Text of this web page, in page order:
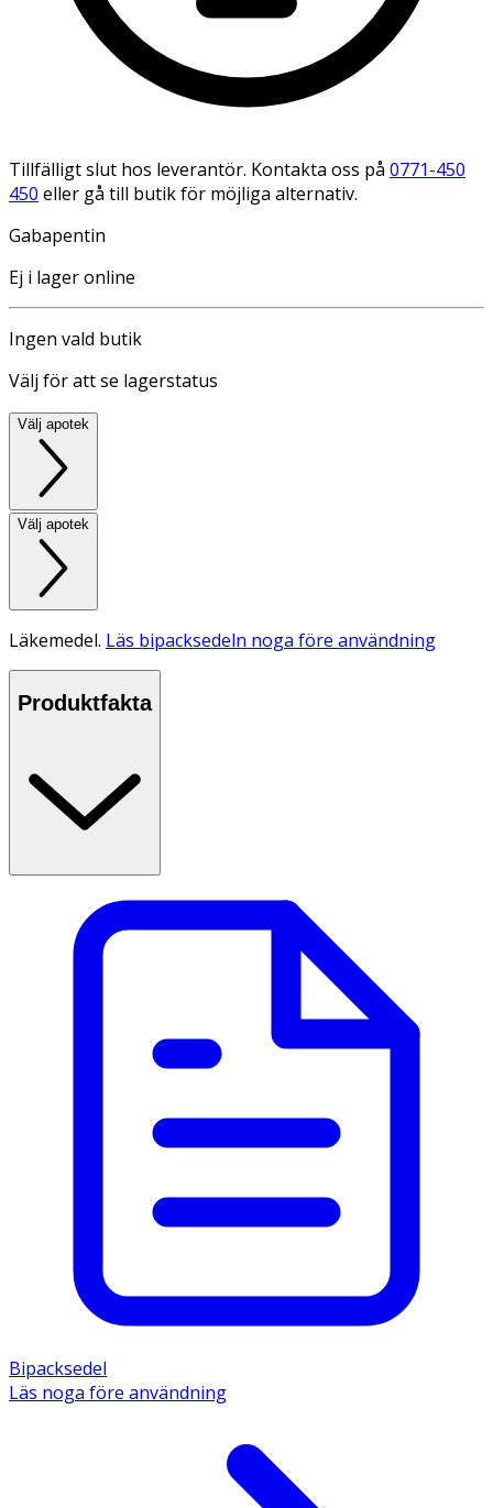
Tillfälligt slut hos leverantör. Kontakta oss på 0771-450
450 eller gå till butik för möjliga alternativ.
Gabapentin
Ej i lager online
Ingen vald butik
Välj för att se lagerstatus
Välj apotek
Välj apotek
Läkemedel. Läs bipacksedeln noga före användning
Produktfakta
Bipacksedel
Läs noga före användning